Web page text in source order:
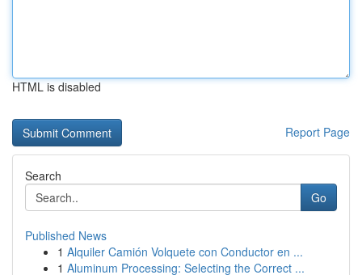
HTML is disabled
Report Page
Search
Go
Published News
1 Alquiler Camión Volquete con Conductor en ...
1 Aluminum Processing: Selecting the Correct ...